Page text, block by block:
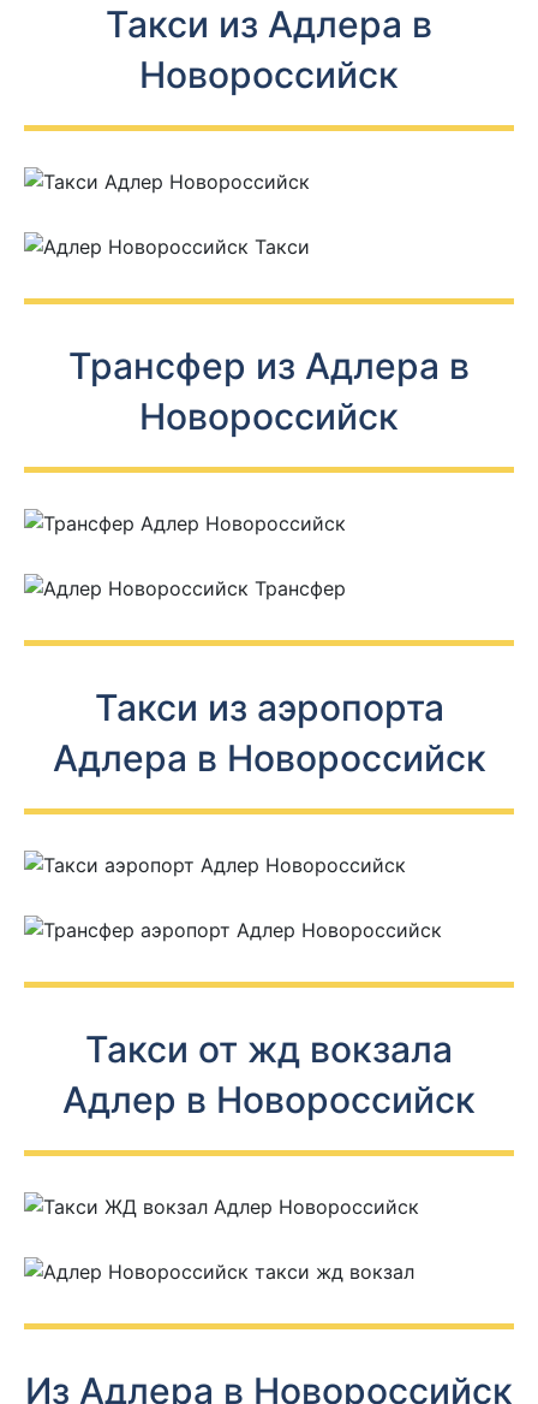
Такси из Адлера в
Новороссийск
Трансфер из Адлера в
Новороссийск
Такси из аэропорта
Адлера в Новороссийск
Такси от жд вокзала
Адлер в Новороссийск
Из Адлера в Новороссийск